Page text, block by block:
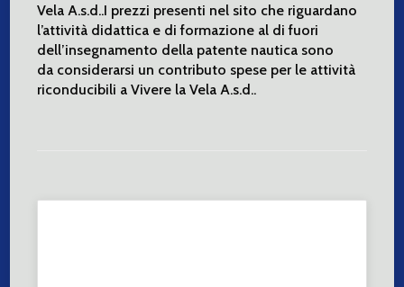
Vela A.s.d..I prezzi presenti nel sito che riguardano
l’attività didattica e di formazione al di fuori
dell’insegnamento della patente nautica sono
da considerarsi un contributo spese per le attività
riconducibili a Vivere la Vela A.s.d..